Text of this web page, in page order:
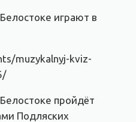
играют в
muzykalnyj-kviz-
пройдёт
Подляских